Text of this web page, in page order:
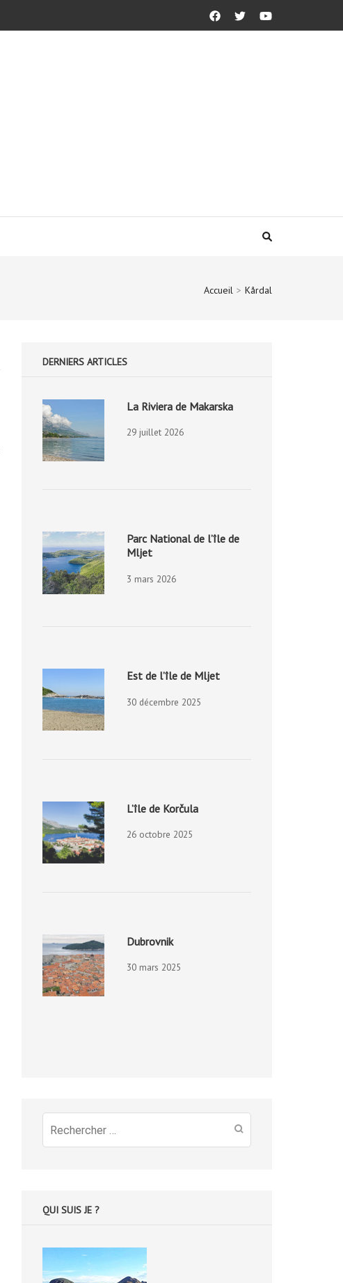
Accueil > Kårdal
DERNIERS ARTICLES
La Riviera de Makarska
29 juillet 2026
Parc National de l’île de
Mljet
3 mars 2026
Est de l’île de Mljet
30 décembre 2025
L’île de Korčula
26 octobre 2025
Dubrovnik
30 mars 2025
Recherche
pour
QUI SUIS JE ?